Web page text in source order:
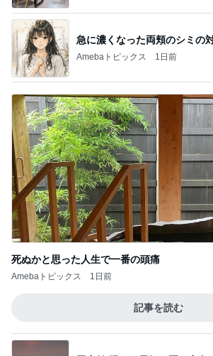
死ぬかと思った人生で一番の頭痛
Amebaトピックス 1日前
記事を読む
田中健 撮れた元気な夏の空色
Amebaトピックス
Amebaトピックス 1日前